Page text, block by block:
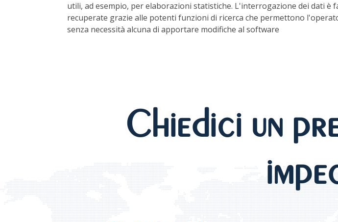
utili, ad esempio, per elaborazioni statistiche. L'interrogazione dei dati è
recuperate grazie alle potenti funzioni di ricerca che permettono
senza necessità alcuna di apportare modifiche al software
Chiedici un